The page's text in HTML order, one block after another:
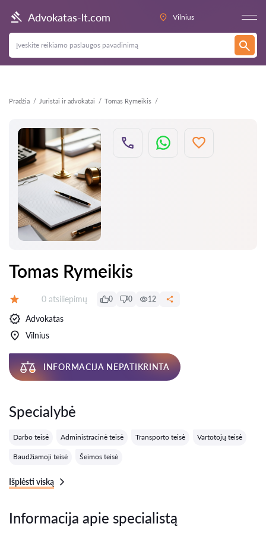
Advokatas-lt.com Vilnius
Pradžia Juristai ir advokatai Tomas Rymeikis
Atgal
Tomas Rymeikis
Atsiliepimų:
0 atsiliepimų 0 0 12
Advokatas
Vilnius
INFORMACIJA NEPATIKRINTA
Specialybė
Darbo teisė Administracinė teisė Transporto teisė Vartotojų teisė
Baudžiamoji teisė Šeimos teisė
Išplėsti viską
Informacija apie specialistą